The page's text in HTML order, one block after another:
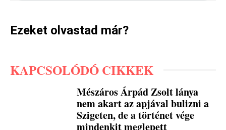
Ezeket olvastad már?
KAPCSOLÓDÓ CIKKEK
Mészáros Árpád Zsolt lánya
nem akart az apjával bulizni a
Szigeten, de a történet vége
mindenkit meglepett